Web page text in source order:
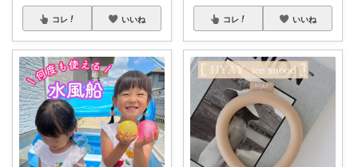
コレ いいね コレ いいね